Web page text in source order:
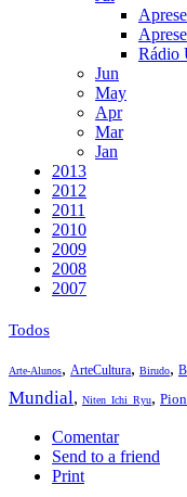
Rádio
Jun
May
Apr
Mar
Jan
2013
2012
2011
2010
2009
2008
2007
Todos
Arte-Alunos, ArteCultura, Birudo,
Mundial, Niten_Ichi_Ryu,
Comentar
Send to a friend
Print